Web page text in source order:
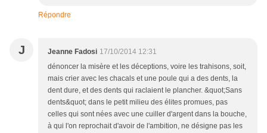
Répondre
J Jeanne Fadosi 17/10/2014 12:31
dénoncer la misère et les déceptions, voire les trahisons, soit,
mais crier avec les chacals et une poule qui a des dents, la
dent dure, et des dents qui raclaient le plancher. &quot;Sans
dents&quot; dans le petit milieu des élites promues, pas
celles qui sont nées avec une cuiller d'argent dans la bouche,
à qui l'on reprochait d'avoir de l'ambition, ne désigne pas les